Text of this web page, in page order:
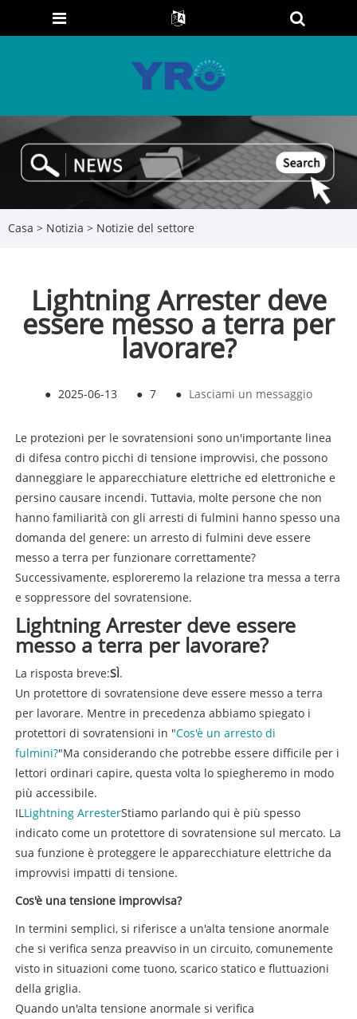
Casa > Notizia > Notizie del settore
Lightning Arrester deve
essere messo a terra per
lavorare?
● 2025-06-13 ● 7 ● Lasciami un messaggio
Le protezioni per le sovratensioni sono un'importante linea
di difesa contro picchi di tensione improvvisi, che possono
danneggiare le apparecchiature elettriche ed elettroniche e
persino causare incendi. Tuttavia, molte persone che non
hanno familiarità con gli arresti di fulmini hanno spesso una
domanda del genere: un arresto di fulmini deve essere
messo a terra per funzionare correttamente?
Successivamente, esploreremo la relazione tra messa a terra
e soppressore del sovratensione.
Lightning Arrester deve essere
messo a terra per lavorare?
La risposta breve:SÌ.
Un protettore di sovratensione deve essere messo a terra
per lavorare. Mentre in precedenza abbiamo spiegato i
protettori di sovratensioni in "Cos'è un arresto di
fulmini?"Ma considerando che potrebbe essere difficile per i
lettori ordinari capire, questa volta lo spiegheremo in modo
più accessibile.
IL Lightning ArresterStiamo parlando qui è più spesso
indicato come un protettore di sovratensione sul mercato. La
sua funzione è proteggere le apparecchiature elettriche da
improvvisi impatti di tensione.
Cos'è una tensione improvvisa?
In termini semplici, si riferisce a un'alta tensione anormale
che si verifica senza preavviso in un circuito, comunemente
visto in situazioni come tuono, scarico statico e fluttuazioni
della griglia.
Quando un'alta tensione anormale si verifica